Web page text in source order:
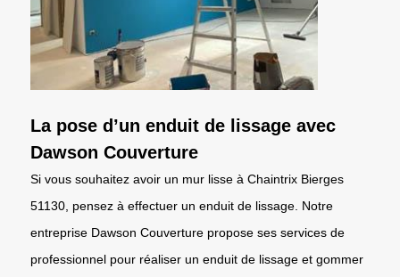
La pose d’un enduit de lissage avec
Dawson Couverture
Si vous souhaitez avoir un mur lisse à Chaintrix Bierges
51130, pensez à effectuer un enduit de lissage. Notre
entreprise Dawson Couverture propose ses services de
professionnel pour réaliser un enduit de lissage et gommer